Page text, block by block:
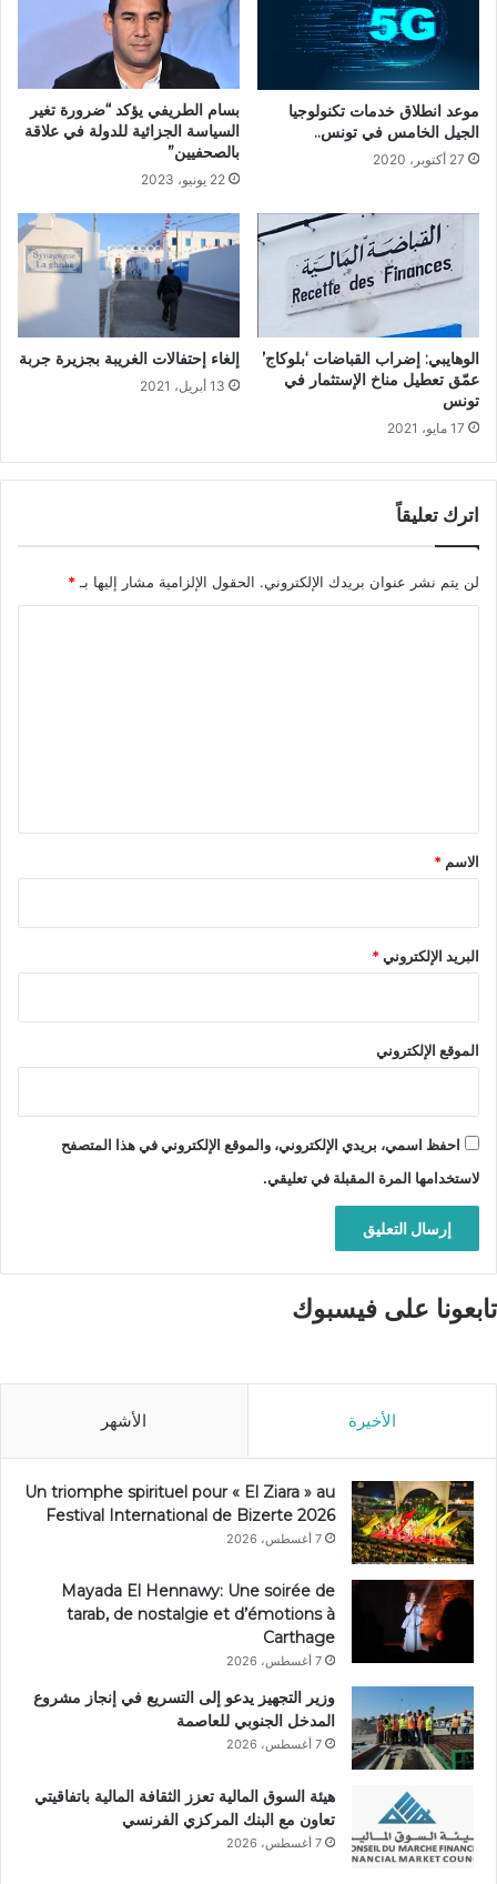
موعد انطلاق خدمات تكنولوجيا
الجيل الخامس في تونس..
27 أكتوبر، 2020
بسام الطريفي يؤكد “ضرورة تغير
السياسة الجزائية للدولة في علاقة
بالصحفيين”
22 يونيو، 2023
الوهايبي: إضراب القباضات ‘بلوكاج’
عمّق تعطيل مناخ الإستثمار في
تونس
17 مايو، 2021
إلغاء إحتفالات الغريبة بجزيرة جربة
13 أبريل، 2021
اترك تعليقاً
لن يتم نشر عنوان بريدك الإلكتروني. الحقول الإلزامية مشار إليها بـ *
*
الاسم *
البريد الإلكتروني*
الموقع الإلكتروني
احفظ اسمي، بريدي الإلكتروني، والموقع الإلكتروني في هذا المتصفح
لاستخدامها المرة المقبلة في تعليقي.
تابعونا على فيسبوك
الأخيرة الأشهر
Un triomphe spirituel pour « El Ziara » au
Festival International de Bizerte 2026
7 أغسطس، 2026
Mayada El Hennawy: Une soirée de
tarab, de nostalgie et d’émotions à
Carthage
7 أغسطس، 2026
وزير التجهيز يدعو إلى التسريع في إنجاز مشروع
المدخل الجنوبي للعاصمة
7 أغسطس، 2026
هيئة السوق المالية تعزز الثقافة المالية باتفاقيتي
تعاون مع البنك المركزي الفرنسي
7 أغسطس، 2026